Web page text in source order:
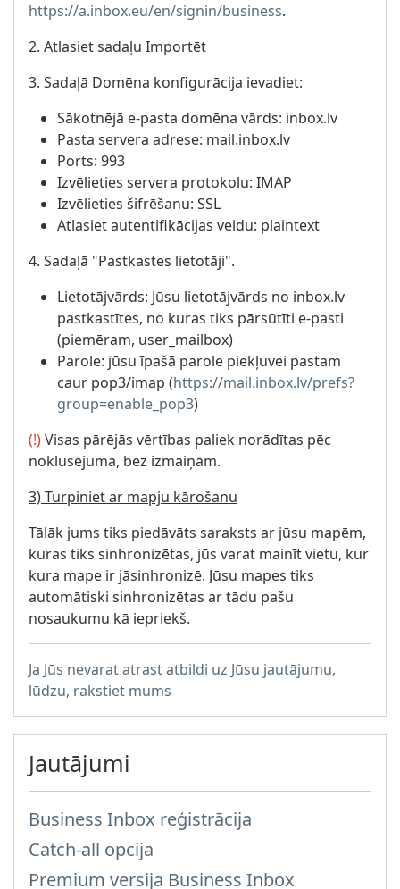
https://a.inbox.eu/en/signin/business.
2. Atlasiet sadaļu Importēt
3. Sadaļā Domēna konfigurācija ievadiet:
Sākotnējā e-pasta domēna vārds: inbox.lv
Pasta servera adrese: mail.inbox.lv
Ports: 993
Izvēlieties servera protokolu: IMAP
Izvēlieties šifrēšanu: SSL
Atlasiet autentifikācijas veidu: plaintext
4. Sadaļā "Pastkastes lietotāji".
Lietotājvārds: Jūsu lietotājvārds no inbox.lv
pastkastītes, no kuras tiks pārsūtīti e-pasti
(piemēram, user_mailbox)
Parole: jūsu īpašā parole piekļuvei pastam
caur pop3/imap (https://mail.inbox.lv/prefs?
group=enable_pop3)
(!)Visas pārējās vērtības paliek norādītas pēc
noklusējuma, bez izmaiņām.
3) Turpiniet ar mapju kārošanu
Tālāk jums tiks piedāvāts saraksts ar jūsu mapēm,
kuras tiks sinhronizētas, jūs varat mainīt vietu, kur
kura mape ir jāsinhronizē. Jūsu mapes tiks
automātiski sinhronizētas ar tādu pašu
nosaukumu kā iepriekš.
Ja Jūs nevarat atrast atbildi uz Jūsu jautājumu,
lūdzu, rakstiet mums
Jautājumi
Business Inbox reģistrācija
Catch-all opcija
Premium versija Business Inbox